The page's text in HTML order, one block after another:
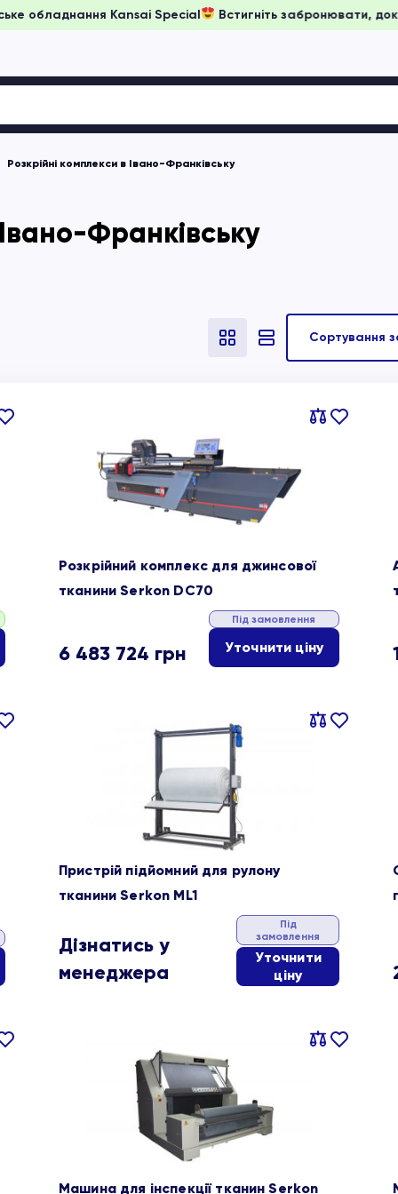
на японське обладнання Kansai Special Встигніть
Розкрійні комплекси в Івано-Франківську
Франківську
В
Порівняти
В
Розкрійний комплекс для джинсової
тканини Serkon DC70
6 483 724 грн
Під замовлення
Уточнити ціну
В
Порівняти
В
Пристрій підйомний для рулону
тканини Serkon ML1
Дізнатись у
менеджера
Під
замовлення
Уточнити
ціну
В
Порівняти
В
Машина для інспекції тканин Serkon